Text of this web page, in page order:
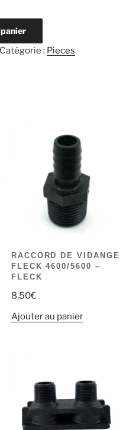
Catégorie : Pieces
RACCORD DE VIDANGE
FLECK 4600/5600 –
FLECK
8,50€
Ajouter au panier